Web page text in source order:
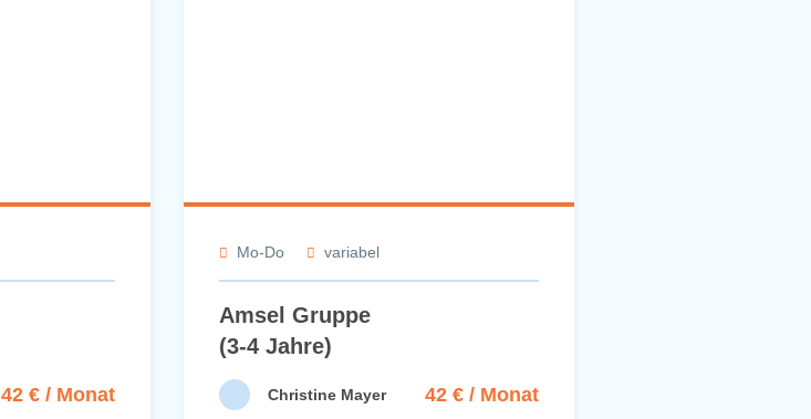
42 € / Monat
Mo-Do variabel
Amsel Gruppe
(3-4 Jahre)
Christine Mayer 42 € / Monat